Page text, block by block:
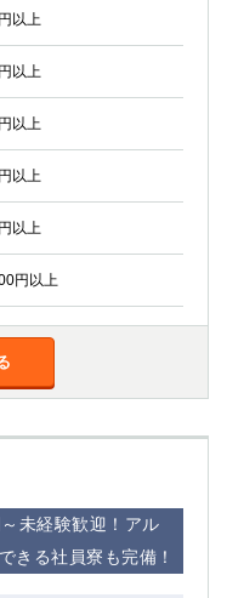
以上
以上
以上
以上
以上
円以上
未経験歓迎！アル
きる社員寮も完備！